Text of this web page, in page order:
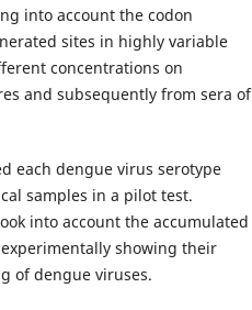
into account the codon
sites in highly variable
concentrations on
and subsequently from sera of
each dengue virus serotype
samples in a pilot test.
into account the accumulated
showing their
of dengue viruses.